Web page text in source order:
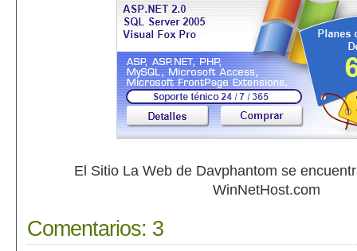
El Sitio La Web de Davphantom se
WinNetHost.com
Comentarios: 3